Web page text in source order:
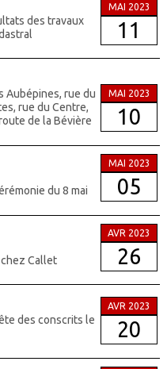
des travaux
MAI 2023
11
Aubépines, rue du
rue du Centre,
de la Bévière
MAI 2023
10
du 8 mai
MAI 2023
05
Callet
AVR 2023
26
des conscrits le
AVR 2023
20